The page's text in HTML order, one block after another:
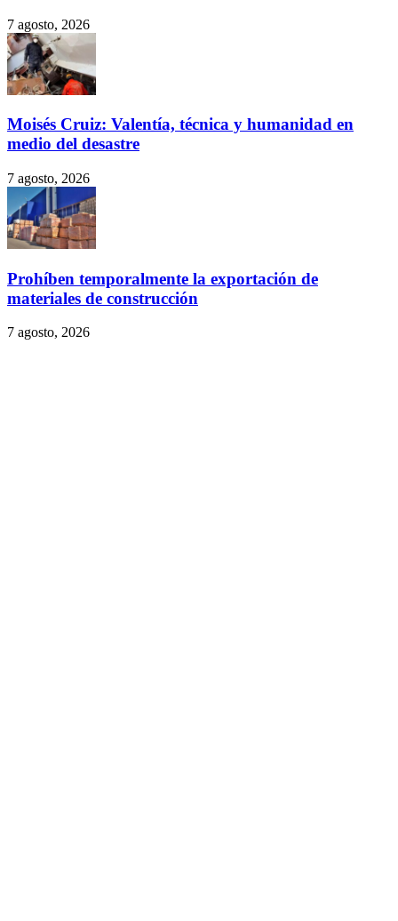
7 agosto, 2026
Moisés Cruiz: Valentía, técnica y humanidad en
medio del desastre
7 agosto, 2026
Prohíben temporalmente la exportación de
materiales de construcción
7 agosto, 2026